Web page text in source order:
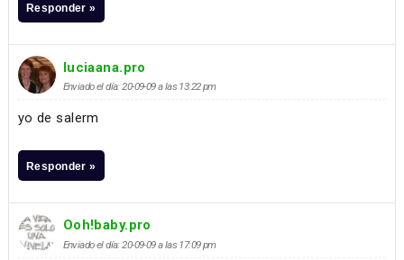
Responder »
luciaana.pro
Enviado el día: 20-09-09 a las 13:22 pm
yo de salerm
Responder »
Ooh!baby.pro
Enviado el día: 20-09-09 a las 17:09 pm